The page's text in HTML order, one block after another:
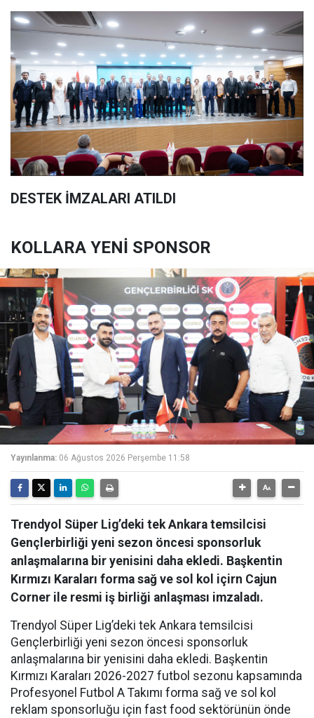
DESTEK İMZALARI ATILDI
KOLLARA YENİ SPONSOR
Yayınlanma: 06 Ağustos 2026 Perşembe 11:58
Trendyol Süper Lig’deki tek Ankara temsilcisi
Gençlerbirliği yeni sezon öncesi sponsorluk
anlaşmalarına bir yenisini daha ekledi. Başkentin
Kırmızı Karaları forma sağ ve sol kol içirn Cajun
Corner ile resmi iş birliği anlaşması imzaladı.
Trendyol Süper Lig’deki tek Ankara temsilcisi
Gençlerbirliği yeni sezon öncesi sponsorluk
anlaşmalarına bir yenisini daha ekledi. Başkentin
Kırmızı Karaları 2026-2027 futbol sezonu kapsamında
Profesyonel Futbol A Takımı forma sağ ve sol kol
reklam sponsorluğu için fast food sektörünün önde